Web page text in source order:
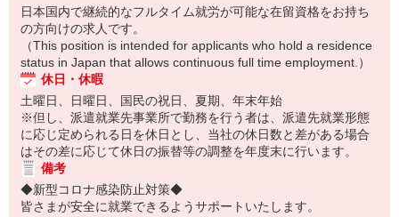
日本国内で継続的なフルタイム就労が可能な在留資格をお持ち
の方向けの求人です。
（This position is intended for applicants who hold a residence
status in Japan that allows continuous full time employment.）
休日・休暇
土曜日、日曜日、国民の祝日、夏期、年末年始
※但し、派遣就業先事業所で勤務を行う者は、派遣先就業形態
に応じ定められる日を休日とし、当社の休日数と差がある場合
はその差に応じて休日の振替等の調整を年度末に行います。
備考
◆新型コロナ感染防止対策◆
皆さまが安全に就業できるようサポートいたします。